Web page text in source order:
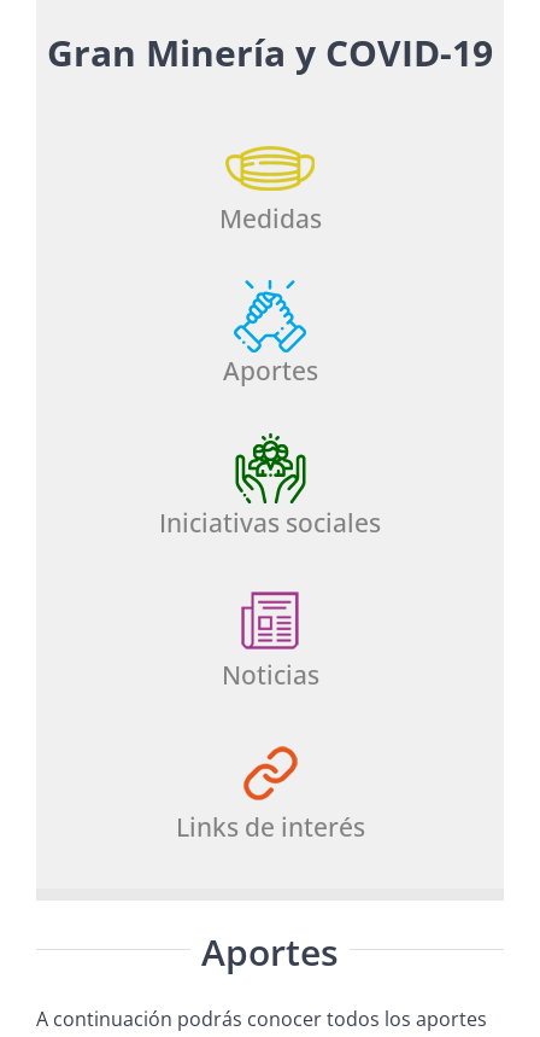
Gran Minería y COVID-19
Medidas
Aportes
Iniciativas sociales
Noticias
Links de interés
Aportes
A continuación podrás conocer todos los aportes